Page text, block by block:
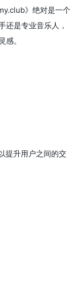
》绝对是一个
还是专业音乐人，
。
提升用户之间的交